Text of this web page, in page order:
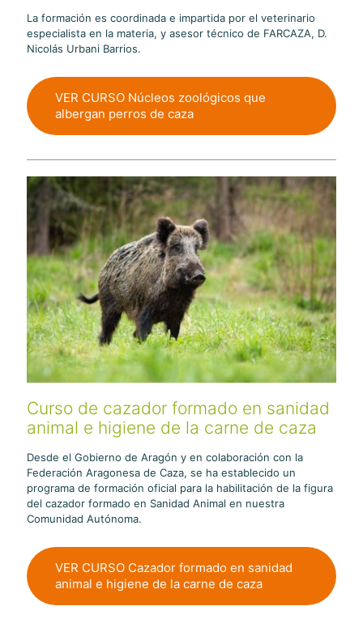
La formación es coordinada e impartida por el veterinario
especialista en la materia, y asesor técnico de FARCAZA, D.
Nicolás Urbani Barrios.
VER CURSO Núcleos zoológicos que
albergan perros de caza
Curso de cazador formado en sanidad
animal e higiene de la carne de caza
Desde el Gobierno de Aragón y en colaboración con la
Federación Aragonesa de Caza, se ha establecido un
programa de formación oficial para la habilitación de la figura
del cazador formado en Sanidad Animal en nuestra
Comunidad Autónoma.
VER CURSO Cazador formado en sanidad
animal e higiene de la carne de caza